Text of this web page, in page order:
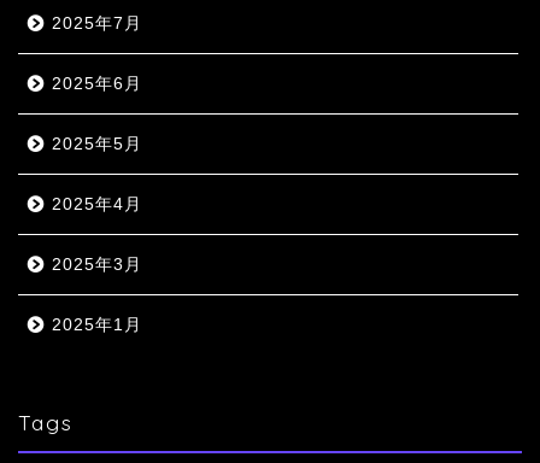
2025年7月
2025年6月
2025年5月
2025年4月
2025年3月
2025年1月
Tags